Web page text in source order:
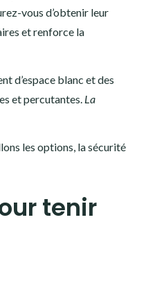
vous d’obtenir leur
et renforce la
d’espace blanc et des
et percutantes. La
les options, la sécurité
tenir